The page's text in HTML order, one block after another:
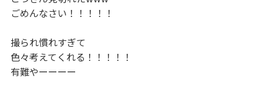
ごめんなさい！！！！！
撮られ慣れすぎて
色々考えてくれる！！！！！
有難やーーーー